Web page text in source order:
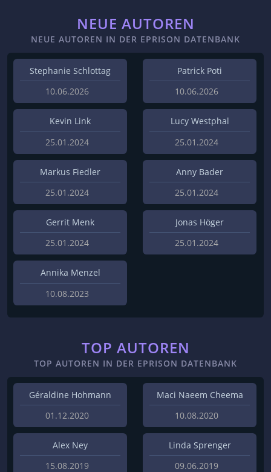
NEUE AUTOREN
NEUE AUTOREN IN DER EPRISON DATENBANK
Stephanie Schlottag
10.06.2026
Patrick Poti
10.06.2026
Kevin Link
25.01.2024
Lucy Westphal
25.01.2024
Markus Fiedler
25.01.2024
Anny Bader
25.01.2024
Gerrit Menk
25.01.2024
Jonas Höger
25.01.2024
Annika Menzel
10.08.2023
TOP AUTOREN
TOP AUTOREN IN DER EPRISON DATENBANK
Géraldine Hohmann
01.12.2020
Maci Naeem Cheema
10.08.2020
Alex Ney
15.08.2019
Linda Sprenger
09.06.2019